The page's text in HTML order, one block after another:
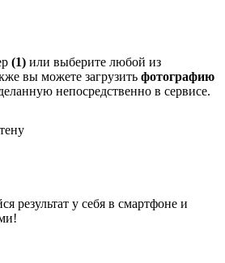
(1) или выберите любой из
вы можете загрузить фотографию
непосредственно в сервисе.
результат у себя в смартфоне и